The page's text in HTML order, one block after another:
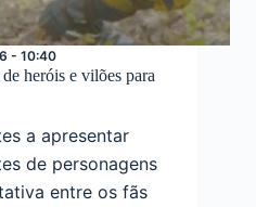
- 10:40
heróis e vilões para
a apresentar
de personagens
entre os fãs